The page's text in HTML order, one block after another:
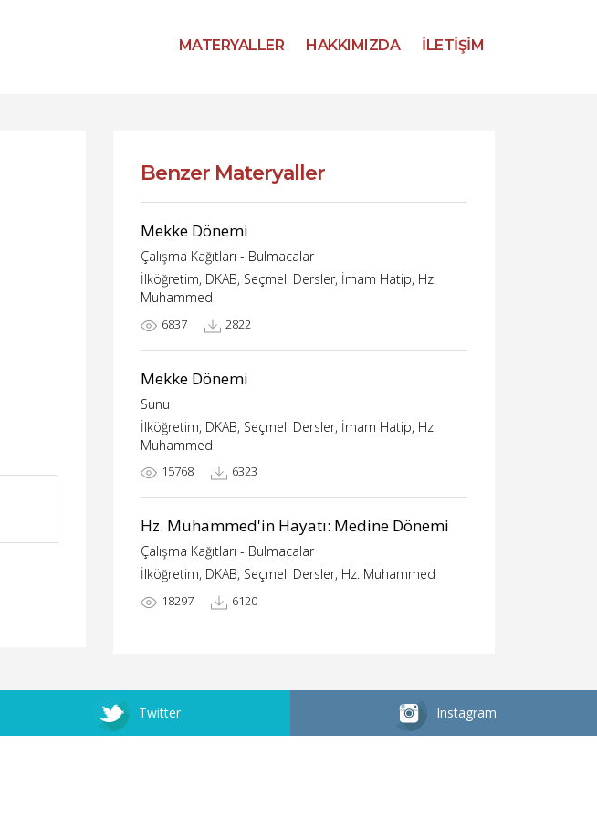
MATERYALLER HAKKIMIZDA İLETİŞİM
Benzer Materyaller
Mekke Dönemi
Çalışma Kağıtları - Bulmacalar
İlköğretim, DKAB, Seçmeli Dersler, İmam Hatip, Hz.
Muhammed
6837 2822
Mekke Dönemi
Sunu
İlköğretim, DKAB, Seçmeli Dersler, İmam Hatip, Hz.
Muhammed
15768 6323
Hz. Muhammed'in Hayatı: Medine Dönemi
Çalışma Kağıtları - Bulmacalar
İlköğretim, DKAB, Seçmeli Dersler, Hz. Muhammed
18297 6120
Twitter Instagram